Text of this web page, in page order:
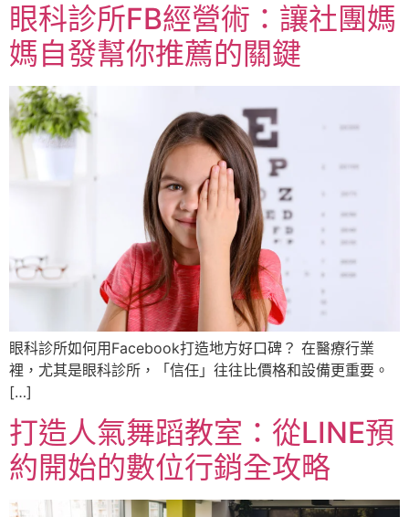
眼科診所FB經營術：讓社團媽
媽自發幫你推薦的關鍵
眼科診所如何用Facebook打造地方好口碑？ 在醫療行業
裡，尤其是眼科診所，「信任」往往比價格和設備更重要。
[…]
打造人氣舞蹈教室：從LINE預
約開始的數位行銷全攻略